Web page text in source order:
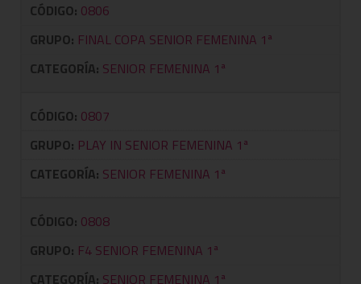
CÓDIGO: 0806
GRUPO: FINAL COPA SENIOR FEMENINA 1ª
CATEGORÍA: SENIOR FEMENINA 1ª
CÓDIGO: 0807
GRUPO: PLAY IN SENIOR FEMENINA 1ª
CATEGORÍA: SENIOR FEMENINA 1ª
CÓDIGO: 0808
GRUPO: F4 SENIOR FEMENINA 1ª
CATEGORÍA: SENIOR FEMENINA 1ª